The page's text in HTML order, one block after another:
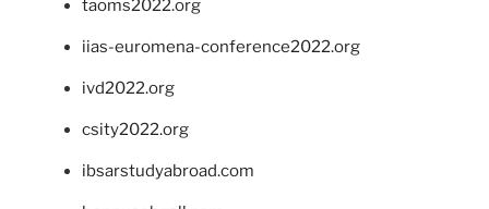
taoms2022.org
iias-euromena-conference2022.org
ivd2022.org
csity2022.org
ibsarstudyabroad.com